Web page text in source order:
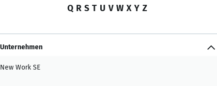
Q R S T U V W X Y Z
Unternehmen
New Work SE